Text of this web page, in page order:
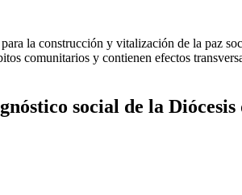
la construcción y vitalización de la paz
comunitarios y contienen efectos
social de la Diócesis